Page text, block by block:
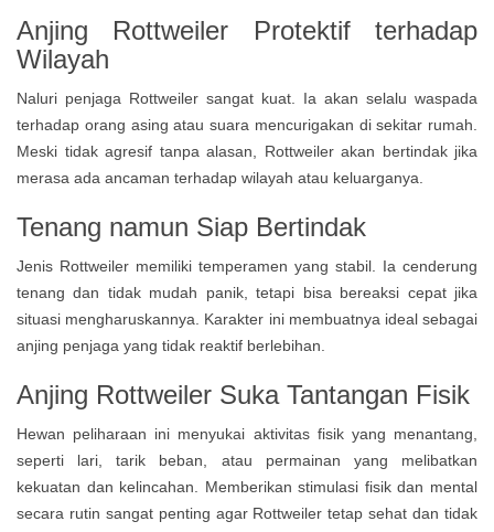
Anjing Rottweiler Protektif terhadap
Wilayah
Naluri penjaga Rottweiler sangat kuat. Ia akan selalu waspada
terhadap orang asing atau suara mencurigakan di sekitar rumah.
Meski tidak agresif tanpa alasan, Rottweiler akan bertindak jika
merasa ada ancaman terhadap wilayah atau keluarganya.
Tenang namun Siap Bertindak
Jenis Rottweiler memiliki temperamen yang stabil. Ia cenderung
tenang dan tidak mudah panik, tetapi bisa bereaksi cepat jika
situasi mengharuskannya. Karakter ini membuatnya ideal sebagai
anjing penjaga yang tidak reaktif berlebihan.
Anjing Rottweiler Suka Tantangan Fisik
Hewan peliharaan ini menyukai aktivitas fisik yang menantang,
seperti lari, tarik beban, atau permainan yang melibatkan
kekuatan dan kelincahan. Memberikan stimulasi fisik dan mental
secara rutin sangat penting agar Rottweiler tetap sehat dan tidak